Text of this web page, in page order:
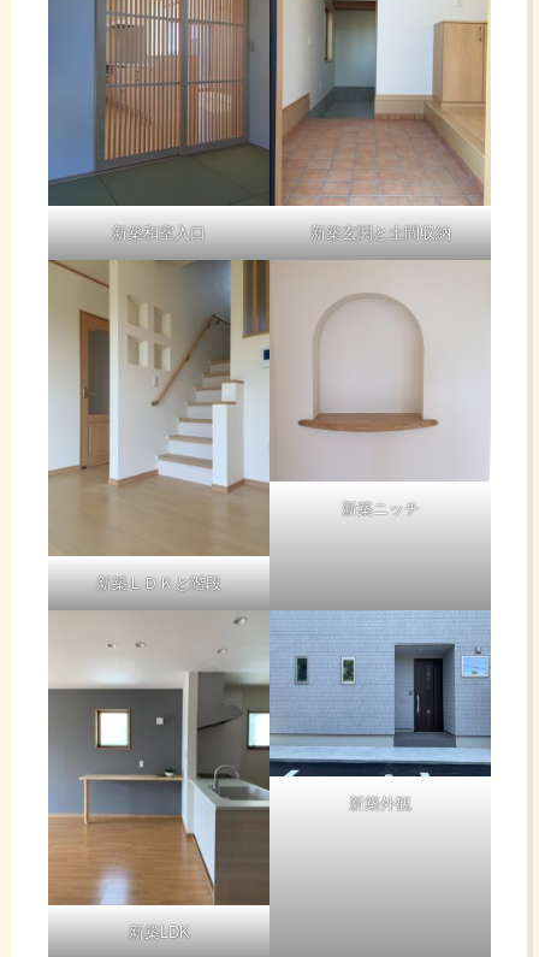
新築和室入口 新築玄関と土間収納
新築ＬＤＫと階段
新築ニッチ
新築LDK
新築外観